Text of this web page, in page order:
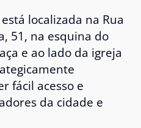
localizada na Rua
51, na esquina do
e ao lado da igreja
fácil acesso e
da cidade e